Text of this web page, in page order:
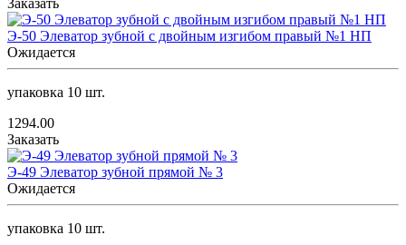
Э-50 Элеватор зубной с двойным изгибом правый №1 НП
Ожидается
упаковка 10 шт.
1294.00
Заказать
Э-49 Элеватор зубной прямой № 3
Ожидается
упаковка 10 шт.